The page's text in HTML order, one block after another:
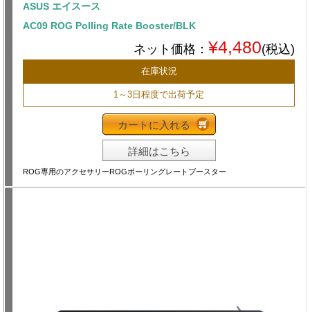
ASUS エイスース
AC09 ROG Polling Rate Booster/BLK
ネット価格： ¥4,480(税込)
在庫状況
1～3日程度で出荷予定
カートに入れる
詳細はこちら
ROG専用のアクセサリーROGポーリングレートブースター